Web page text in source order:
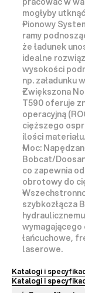
mogłyby
Pionowy
ramy
że ładunek
idealne
wysokości
np. załadunku
Zwiększona
T590 oferuje
operacyjną
cięższego
ilości materiału.
Moc:
Bobcat/
co zapewnia
obrotowy do
szybkozłącza
łańcuchowe,
laserowe.
Katalogi i
Katalogi i